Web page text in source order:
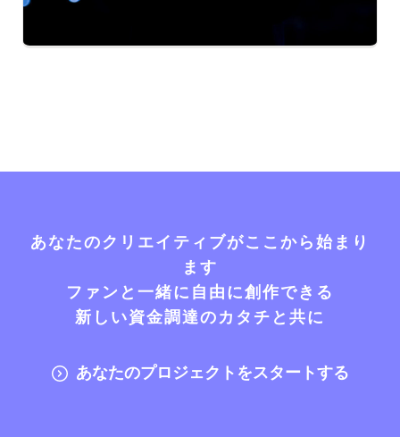
あなたのクリエイティブがここから始まり
ます
ファンと一緒に自由に創作できる
新しい資金調達のカタチと共に
あなたのプロジェクトをスタートする